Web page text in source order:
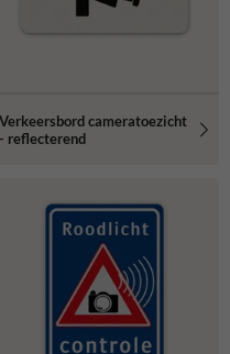
Verkeersbord cameratoezicht
- reflecterend